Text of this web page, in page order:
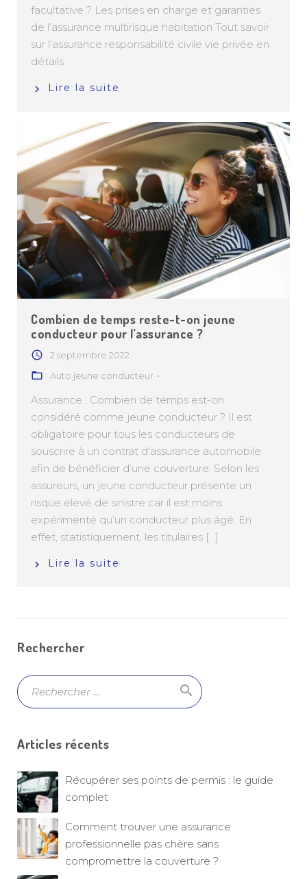
facultative ? Les prises en charge et garanties
de l’assurance multirisque habitation Tout savoir
sur l’assurance responsabilité civile vie privée en
détails
Lire la suite
Combien de temps reste-t-on jeune
conducteur pour l’assurance ?
2 septembre 2022
Auto jeune conducteur
Assurance : Combien de temps est-on
considéré comme jeune conducteur ? Il est
obligatoire pour tous les conducteurs de
souscrire à un contrat d'assurance automobile
afin de bénéficier d’une couverture. Selon les
assureurs, un jeune conducteur présente un
risque élevé de sinistre car il est moins
expérimenté qu’un conducteur plus âgé. En
effet, statistiquement, les titulaires [...]
Lire la suite
Rechercher
search
Ok
Articles récents
Récupérer ses points de permis : le guide
complet
Comment trouver une assurance
professionnelle pas chère sans
compromettre la couverture ?